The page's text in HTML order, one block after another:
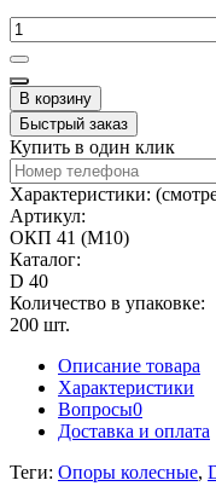
В корзину
Быстрый заказ
Купить в один клик
Характеристики:
Артикул:
ОКП 41 (М10)
Каталог:
D 40
Количество в упаковке:
200 шт.
Описание товара
Характеристики
Вопросы0
Доставка и оплата
Теги: Опоры колесные,